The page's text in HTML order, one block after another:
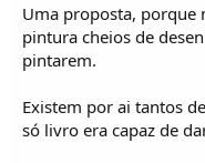
Uma proposta, porque
pintura cheios de
pintarem.
Existem por ai tantos
só livro era capaz de